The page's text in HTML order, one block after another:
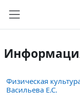
Физическая
Васильева Е.С.